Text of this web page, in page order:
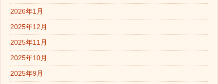
2026年1月
2025年12月
2025年11月
2025年10月
2025年9月